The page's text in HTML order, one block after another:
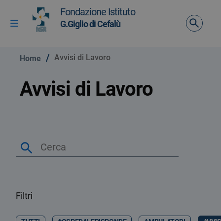
Vai ai contenuti
Vai al menu di navigazione
Vai al footer
Attiva / disattiva la navigazione
Fondazione Istituto
G.Giglio di Cefalù
Home / Avvisi di Lavoro
Avvisi di Lavoro
Filtri